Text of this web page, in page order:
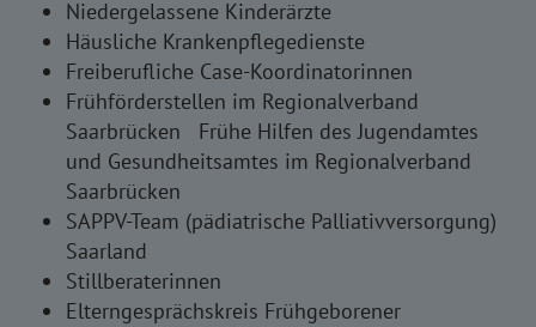
Niedergelassene Kinderärzte
Häusliche Krankenpflegedienste
Freiberufliche Case-Koordinatorinnen
Frühförderstellen im Regionalverband
Saarbrücken Frühe Hilfen des Jugendamtes
und Gesundheitsamtes im Regionalverband
Saarbrücken
SAPPV-Team (pädiatrische Palliativversorgung)
Saarland
Stillberaterinnen
Elterngesprächskreis Frühgeborener